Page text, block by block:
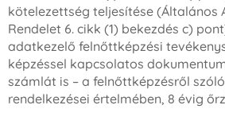
kötelezettség teljesítése (Általános
Rendelet 6. cikk (1) bekezdés c)
adatkezelő felnőttképzési
képzéssel kapcsolatos
számlát is – a felnőttképzésről
rendelkezései értelmében, 8 évig